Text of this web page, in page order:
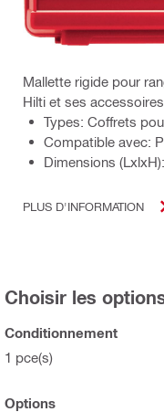
Mallette rigide pour
Hilti et ses accessoires
Types: Coffrets
Compatible avec:
Dimensions
PLUS D'INFORMATION
Choisir les
Conditionnement
1 pce(s)
Options